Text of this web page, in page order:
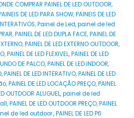
COMPRAR PAINEL DE LED OUTDOOR,
DE LED PARA SHOW,PAINEIS DE LED
,Painel de Led,painel de led
,PAINEL DE LED DUPLA FACE,PAINEL DE
,PAINEL DE LED EXTERNO OUTDOOR,
,PAINEL DE LED FLEXIVEL,PAINEL DE LED
DE PALCO,PAINEL DE LED INDOOR,
,PAINEL DE LED INTERATIVO,PAINEL DE LED
,PAINEL DE LED LOCAÇÃO PREÇO,PAINEL
OUTDOOR ALUGUEL,painel de led
,PAINEL DE LED OUTDOOR PREÇO,PAINEL
de led outdoor.,PAINEL DE LED P6